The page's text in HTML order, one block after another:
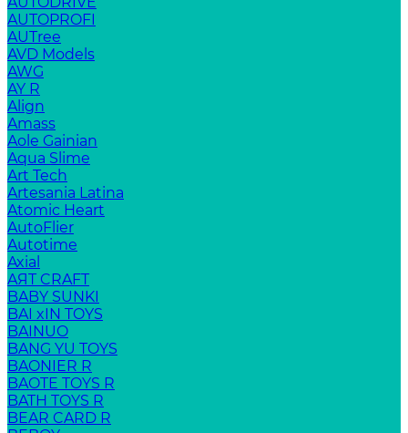
AUTOPROFI
AUTree
AVD Models
AWG
AY R
Align
Amass
Aole Gainian
Aqua Slime
Art Tech
Artesania Latina
Atomic Heart
AutoFlier
Autotime
Axial
AЯT CRAFT
BABY SUNKI
BAI xIN TOYS
BAINUO
BANG YU TOYS
BAONIER R
BAOTE TOYS R
BATH TOYS R
BEAR CARD R